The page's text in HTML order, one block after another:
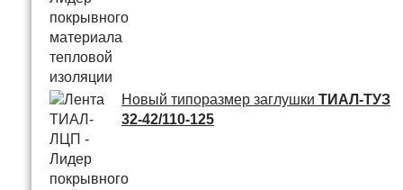
Новый типоразмер заглушки ТИАЛ-ТУЗ
32-42/110-125